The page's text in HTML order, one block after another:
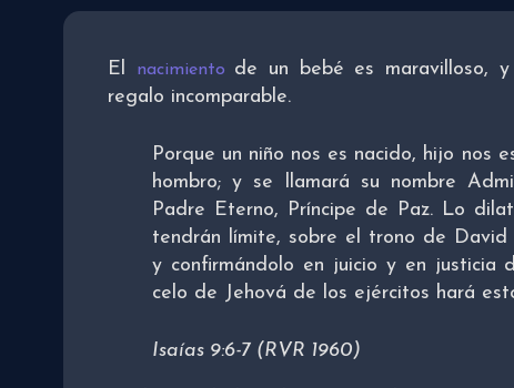
El nacimiento de un bebé es maravilloso,
regalo incomparable.
Porque un niño nos es nacido, hijo nos
hombro; y se llamará su nombre
Padre Eterno, Príncipe de Paz. Lo
tendrán límite, sobre el trono de David
y confirmándolo en juicio y en justicia
celo de Jehová de los ejércitos hará
Isaías 9:6-7 (RVR 1960)